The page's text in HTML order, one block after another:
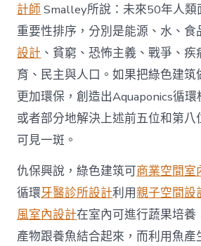
計師 Smalley所說：未來50年人
重要性排序，分別是能源、水、食
設計 、貧窮、恐怖主義、戰爭、疾
育、民主與人口。如果把綠色建筑
更加環保，創造出Aquaponics循
或者部分地解決上述前五位和第八
可見一斑。
仇保興說，綠色建筑可商業空間室
循環牙醫診所設計利用親子空間設
風室內設計在室內可進行蔬果培養
產物跟養魚結合起來，而利用魚產